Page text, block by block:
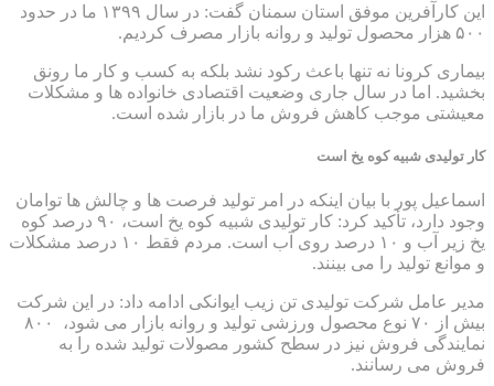
این کارآفرین موفق استان سمنان گفت: در سال ۱۳۹۹ ما در حدود
۵۰۰ هزار محصول تولید و روانه بازار مصرف کردیم.
بیماری کرونا نه تنها باعث رکود نشد بلکه به کسب و کار ما رونق
بخشید. اما در سال جاری وضعیت اقتصادی خانواده ها و مشکلات
معیشتی موجب کاهش فروش ما در بازار شده است.
کار تولیدی شبیه کوه یخ است
اسماعیل پور با بیان اینکه در امر تولید فرصت ها و چالش ها توامان
وجود دارد، تأکید کرد: کار تولیدی شبیه کوه یخ است، ۹۰ درصد کوه
یخ زیر آب و ۱۰ درصد روی آب است. مردم فقط ۱۰ درصد مشکلات
و موانع تولید را می بینند.
مدیر عامل شرکت تولیدی تن زیب ایوانکی ادامه داد: در این شرکت
بیش از ۷۰ نوع محصول ورزشی تولید و روانه بازار می شود، ۸۰۰
نمایندگی فروش نیز در سطح کشور مصولات تولید شده را به
فروش می رسانند.